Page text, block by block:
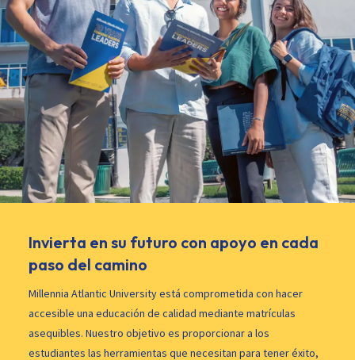
Invierta en su futuro con apoyo en cada
paso del camino
Millennia Atlantic University está comprometida con hacer
accesible una educación de calidad mediante matrículas
asequibles. Nuestro objetivo es proporcionar a los
estudiantes las herramientas que necesitan para tener éxito,